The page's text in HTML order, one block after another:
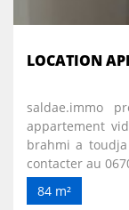
LOCATION
saldae.immo
appartement
brahmi a
contacter au
84 m²